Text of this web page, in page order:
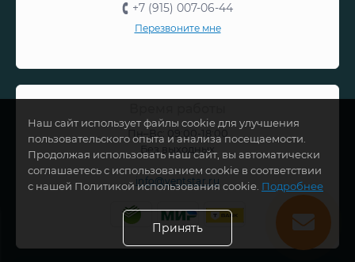
+7 (915) 007-06-44
Перезвоните мне
Пн–Вс: 09:00-18:00
Без выходных
info@ventstar.ru
Наш сайт использует файлы cookie для улучшения
пользовательского опыта и анализа посещаемости.
Продолжая использовать наш сайт, вы автоматически
соглашаетесь с использованием cookie в соответствии
с нашей Политикой использования cookie. Подробнее
Принять